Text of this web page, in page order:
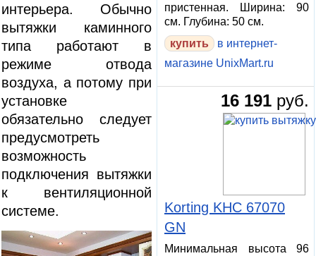
интерьера. Обычно
вытяжки каминного
типа работают в
режиме отвода
воздуха, а потому при
установке
обязательно следует
предусмотреть
возможность
подключения вытяжки
к вентиляционной
системе.
пристенная. Ширина: 90
см. Глубина: 50 см.
в интернет-
магазине UnixMart.ru
16 191 руб.
Korting KHC 67070
GN
Минимальная высота 96